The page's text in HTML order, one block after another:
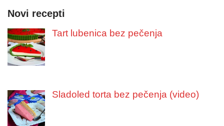
Novi recepti
Tart lubenica bez pečenja
Sladoled torta bez pečenja (video)